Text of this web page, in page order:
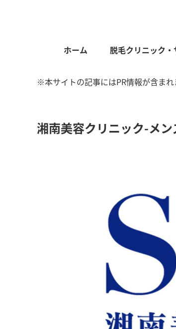
ホーム 脱毛クリニック
※本サイトの記事にはPR情報が含まれ
湘南美容クリニック-メ